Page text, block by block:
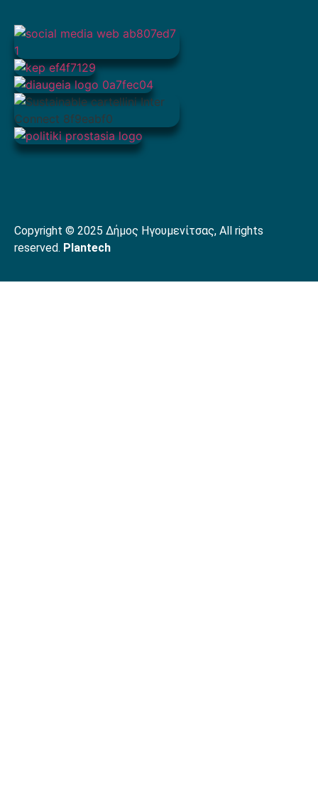
Copyright © 2025 Δήμος Ηγουμενίτσας, All rights
reserved. Plantech